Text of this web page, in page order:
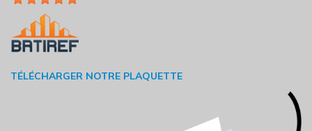
TÉLÉCHARGER NOTRE PLAQUETTE